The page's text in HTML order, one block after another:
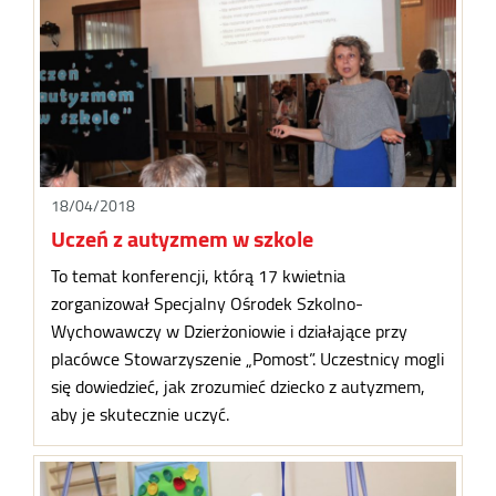
18/04/2018
Uczeń z autyzmem w szkole
To temat konferencji, którą 17 kwietnia
zorganizował Specjalny Ośrodek Szkolno-
Wychowawczy w Dzierżoniowie i działające przy
placówce Stowarzyszenie „Pomost”. Uczestnicy mogli
się dowiedzieć, jak zrozumieć dziecko z autyzmem,
aby je skutecznie uczyć.